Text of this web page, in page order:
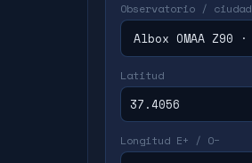
Observatorio / ciudad
Latitud
Longitud E+ / O−